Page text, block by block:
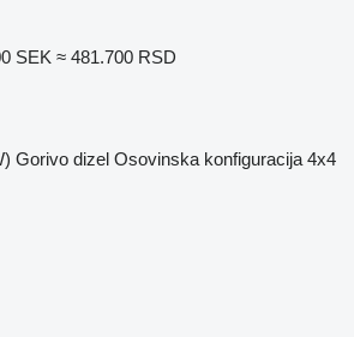
SEK ≈ 481.700 RSD
Gorivo dizel Osovinska konfiguracija 4x4